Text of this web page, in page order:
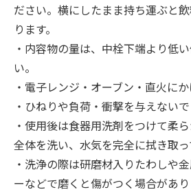
ださい。横にしたまま持ち運ぶと
ります。
・内容物の量は、中栓下端より低
い。
・電子レンジ・オーブン・直火に
・ひねりや負荷・衝撃を与えないで
・使用後は食器用洗剤をつけて柔
全体を洗い、水気を完全に拭き取っ
・洗浄の際は研磨材入りたわしや
ーなどで磨くと傷がつく場合があ